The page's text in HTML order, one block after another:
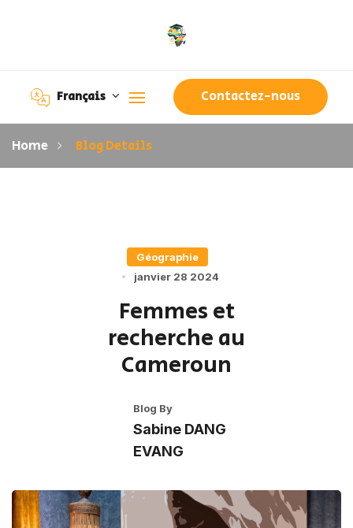
Français Contactez-nous
Home Blog Details
Géographie
janvier 28 2024
Femmes et
recherche au
Cameroun
Blog By
Sabine DANG
EVANG